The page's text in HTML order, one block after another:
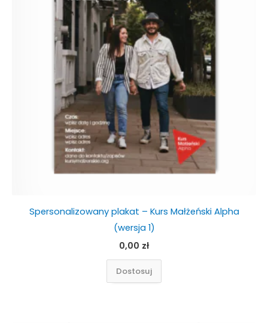
Spersonalizowany plakat – Kurs Małżeński Alpha
(wersja 1)
0,00 zł
Dostosuj
Opcje
można
wybrać
na
stronie
produktu